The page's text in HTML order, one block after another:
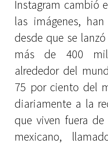
Instagram cambió
las imágenes,
desde que se
más de 400
alrededor del
75 por ciento del
diariamente a la
que viven fuera
mexicano,